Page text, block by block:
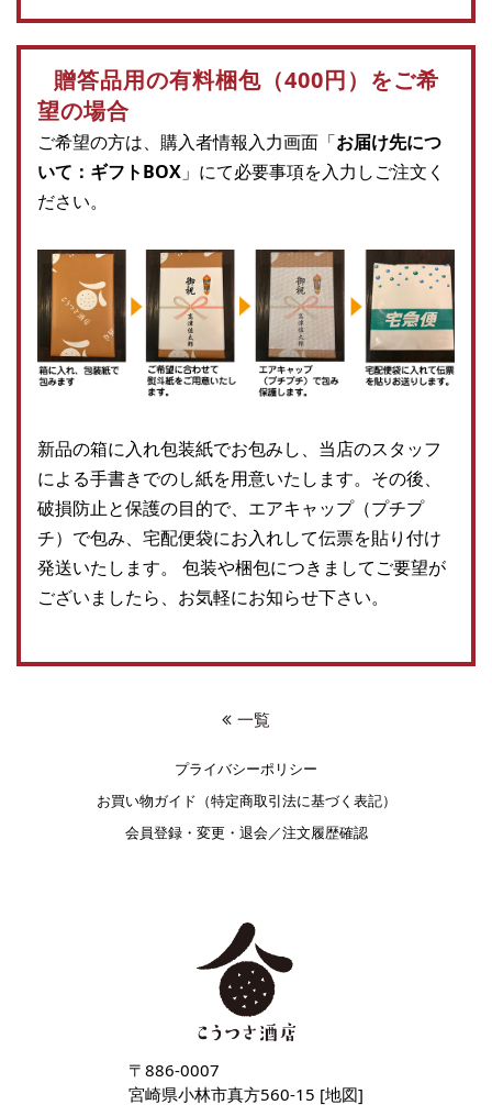
贈答品用の有料梱包（400円）をご希
望の場合
ご希望の方は、購入者情報入力画面「お届け先につ
いて：ギフトBOX 」にて必要事項を入力しご注文く
ださい。
新品の箱に入れ包装紙でお包みし、当店のスタッフ
による手書きでのし紙を用意いたします。その後、
破損防止と保護の目的で、エアキャップ（プチプ
チ）で包み、宅配便袋にお入れして伝票を貼り付け
発送いたします。 包装や梱包につきましてご要望が
ございましたら、お気軽にお知らせ下さい。
一覧
プライバシーポリシー
お買い物ガイド（特定商取引法に基づく表記）
会員登録・変更・退会／注文履歴確認
〒886-0007
宮崎県小林市真方560-15 [地図]